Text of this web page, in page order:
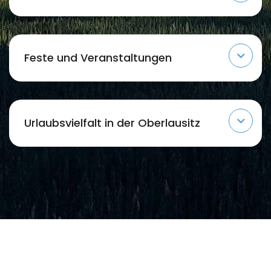
Feste und Veranstaltungen
Urlaubsvielfalt in der Oberlausitz